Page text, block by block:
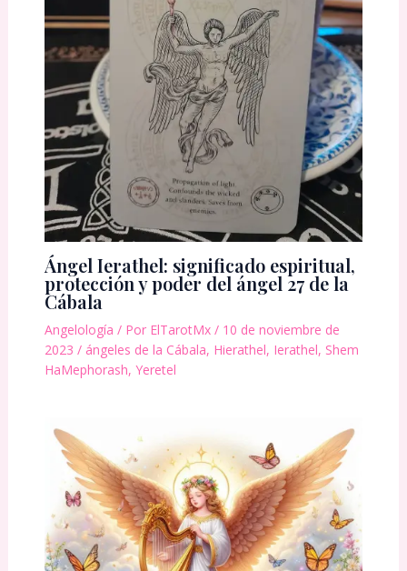
Ángel Ierathel: significado espiritual,
protección y poder del ángel 27 de la
Cábala
Angelología / Por ElTarotMx / 10 de noviembre de
2023 / ángeles de la Cábala, Hierathel, Ierathel, Shem
HaMephorash, Yeretel